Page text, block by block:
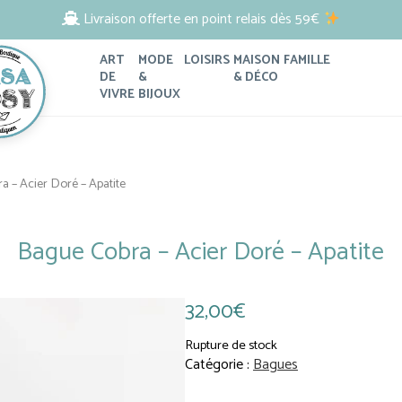
Livraison offerte en point relais dès 59€
ART
DE
VIVRE
Soin Corps
Savon
MODE
&
BIJOUX
Accessoires de Cheveux
LOISIRS MAISON
& DÉCO
Linge de Maison
Coussins et Plaids
FAMILLE
Pour Lui
Pour les enfants
– Acier Doré – Apatite
Bague Cobra – Acier Doré – Apatite
32,00€
Rupture de stock
Catégorie :Bagues